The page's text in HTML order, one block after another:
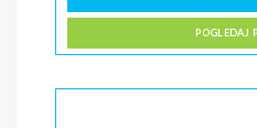
POGLEDAJ